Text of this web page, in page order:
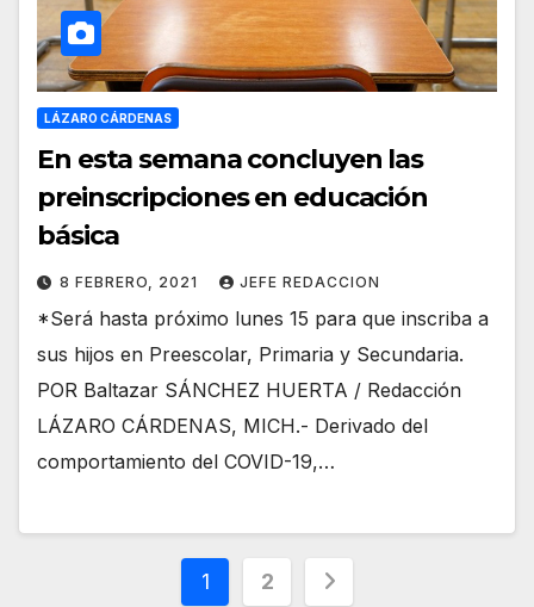
LÁZARO CÁRDENAS
En esta semana concluyen las
preinscripciones en educación
básica
8 FEBRERO, 2021 JEFE REDACCION
*Será hasta próximo lunes 15 para que inscriba a
sus hijos en Preescolar, Primaria y Secundaria.
POR Baltazar SÁNCHEZ HUERTA / Redacción
LÁZARO CÁRDENAS, MICH.- Derivado del
comportamiento del COVID-19,…
Paginación
1 2